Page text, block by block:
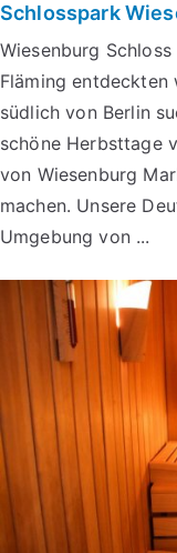
Schlosspark
Wiesenburg
Fläming entdeckten
südlich von Berlin
schöne Herbsttage
von Wiesenburg
machen. Unsere
Umgebung von ...